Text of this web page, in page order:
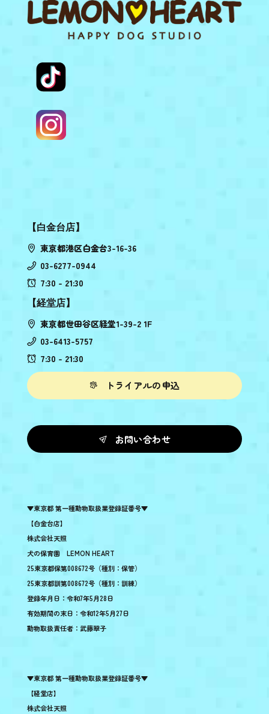
【白金台店】
東京都港区白金台3-16-36
03-6277-0944
7:30 - 21:30
【経堂店】
東京都世田谷区経堂1-39-2 1F
03-6413-5757
7:30 - 21:30
トライアルの申込
お問い合わせ
▼東京都 第一種動物取扱業登録証番号▼
【白金台店】
株式会社天照
犬の保育園 LEMON HEART
25東京都保第008672号（種別：保管）
25東京都訓第008672号（種別：訓練）
登録年月日：令和7年5月28日
有効期間の末日：令和12年5月27日
動物取扱責任者：武藤翠子
▼東京都 第一種動物取扱業登録証番号▼
【経堂店】
株式会社天照